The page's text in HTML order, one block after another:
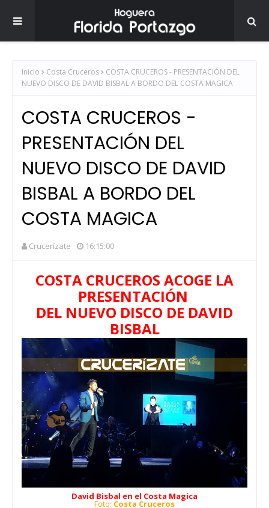
Inicio Costa Cruceros
COSTA CRUCEROS - PRESENTACIÓN DEL
NUEVO DISCO DE DAVID BISBAL A BORDO DEL COSTA MAGICA
COSTA CRUCEROS -
PRESENTACIÓN DEL
NUEVO DISCO DE DAVID
BISBAL A BORDO DEL
COSTA MAGICA
Crucerízate 16:15:00
COSTA CRUCEROS ACOGE LA
PRESENTACIÓN
DEL NUEVO DISCO DE DAVID
BISBAL
David Bisbal en el Costa Magica
Foto: Costa Cruceros